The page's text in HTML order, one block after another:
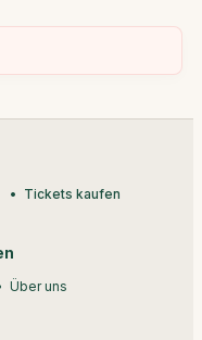
Tickets kaufen
Über uns